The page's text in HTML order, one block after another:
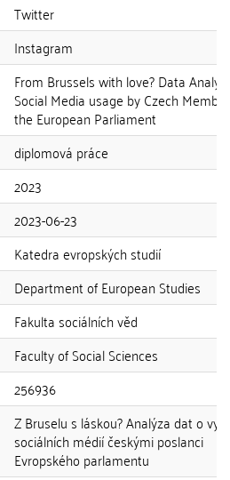
Twitter
Instagram
From Brussels with love? Data
Social Media usage by Czech
the European Parliament
diplomová práce
2023
2023-06-23
Katedra evropských studií
Department of European Studies
Fakulta sociálních věd
Faculty of Social Sciences
256936
Z Bruselu s láskou? Analýza dat o
sociálních médií českými poslanci
Evropského parlamentu